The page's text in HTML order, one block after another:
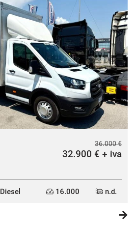
36.000 €
32.900 € + iva
Diesel 16.000 n.d.